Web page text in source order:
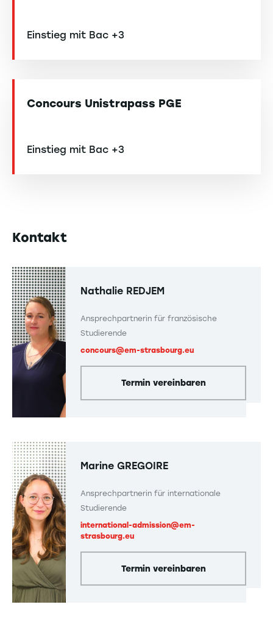
Einstieg mit Bac +3
Concours Unistrapass PGE
Einstieg mit Bac +3
Kontakt
Nathalie REDJEM
Ansprechpartnerin für französische
Studierende
concours@em-strasbourg.eu
Termin vereinbaren
Marine GREGOIRE
Ansprechpartnerin für internationale
Studierende
international-admission@em-
strasbourg.eu
Termin vereinbaren